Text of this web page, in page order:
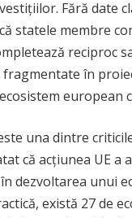
Fără date
statele membre
reciproc
în
european
una dintre
că acțiunea UE a
dezvoltarea unui
există 27 de